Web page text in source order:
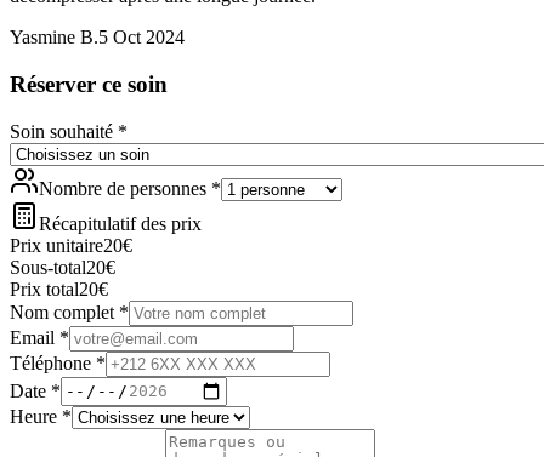
Yasmine B.5 Oct 2024
Réserver ce soin
Soin souhaité *
Nombre de personnes *
Récapitulatif des prix
Prix unitaire20€
Sous-total20€
Prix total20€
Nom complet *
Email *
Téléphone *
Date *
Heure *